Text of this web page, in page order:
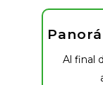
Al final